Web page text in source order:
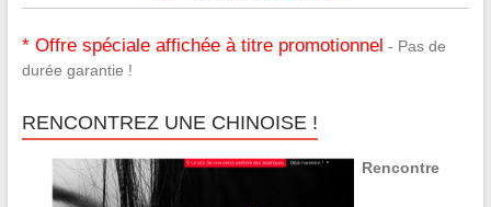
* Offre spéciale affichée à titre promotionnel - Pas de
durée garantie !
RENCONTREZ UNE CHINOISE !
Rencontre